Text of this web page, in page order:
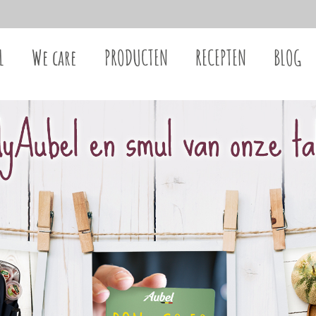
We care PRODUCTEN RECEPTEN BLOG